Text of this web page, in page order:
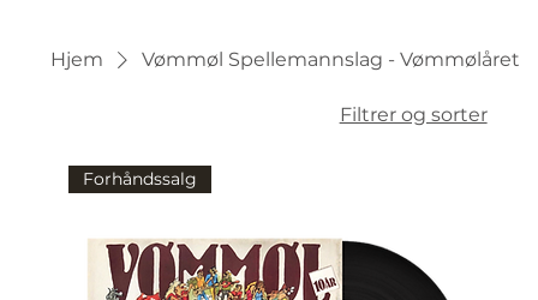
Hjem Vømmøl Spellemannslag - Vømmølåret
Filtrer og sorter
Forhåndssalg